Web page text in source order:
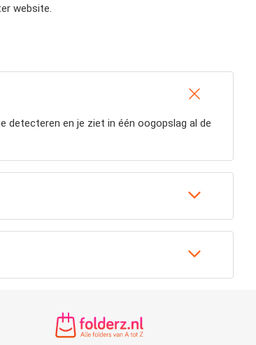
website.
en je ziet in één oogopslag al de